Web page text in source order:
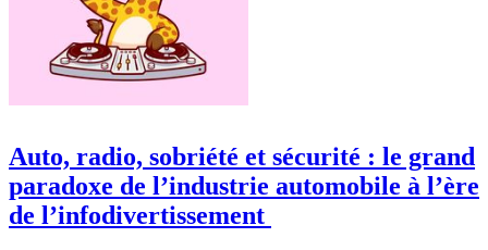
Auto, radio, sobriété et sécurité : le grand
paradoxe de l’industrie automobile à l’ère
de l’infodivertissement